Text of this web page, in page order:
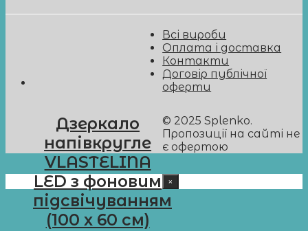
Дзеркало
напівкругле
VLASTELINA
LED з фоновим
підсвічуванням
(100 х 60 см)
Всі вироби
Оплата і доставка
Контакти
Договір публічної
оферти
© 2025 Splenko.
Пропозиції на сайті не
є офертою
×